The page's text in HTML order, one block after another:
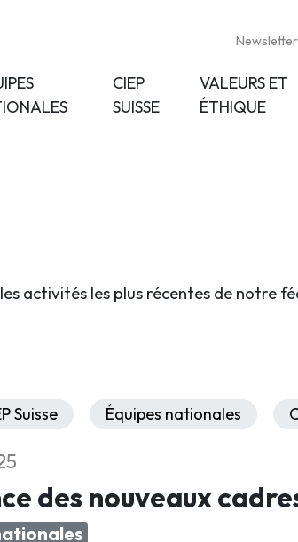
Newsletter
CIEP
SUISSE
VALEURS ET
ÉTHIQUE
activités les plus récentes de notre
Suisse Équipes nationales
des nouveaux